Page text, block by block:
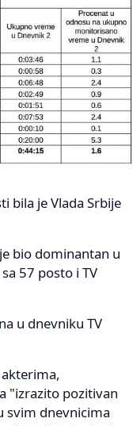
bila je Vlada Srbije
bio dominantan u
57 posto i TV
u dnevniku TV
"izrazito pozitivan
svim dnevnicima